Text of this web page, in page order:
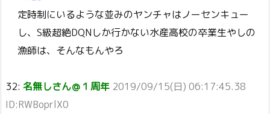
定時制にいるような並みのヤンチャはノーセンキュー
し、S級超絶DQNしか行かない水産高校の卒業生やしの
漁師は、そんなもんやろ
32: 名無しさん＠１周年 2019/09/15(日) 06:17:45.38
ID:RWBoprlX0